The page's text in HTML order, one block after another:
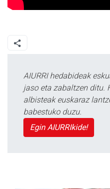
AIURRI hedabideak
jaso eta zabaltzen ditu.
albisteak euskaraz
babestuko duzu.
Egin AIURRIkide!